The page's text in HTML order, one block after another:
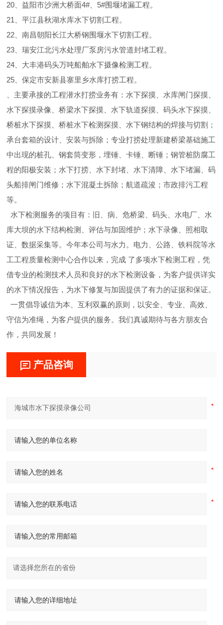
20、益阳市沙洲大桥面4#、5#围堰堵漏工程。
21、平江县秋湖水库水下切割工程。
22、南昌朝阳长江大桥钢围堰水下切割工程。
23、瑞安江北污水处理厂泵房污水管道封堵工程。
24、大丰港码头万吨船舶水下摄像检测工程。
25、保定市安新县寨里乡水库打捞工程。
、主要承接的工程潜水打捞业务有：水下探摸、水库闸门探摸、
水下探摸录像、桥梁水下探摸、水下轨道探摸、码头水下探摸、
桥桩水下探摸、桥桩水下检测探摸、水下钢结构的焊接与切割；
承台套箱的设计、安装与拆除；专业打捞处理新建桥梁基础施工
中出现的桩孔、钢套筒变形，埋锤、卡锤、断锤；钢管桩防腐工
程的阳极安装；水下打捞、水下封堵、水下清障、水下堵漏、码
头船排闸门维修；水下混凝土拆除；航道疏浚；市政排污工程
等。
水下检测服务的项目有：旧、病、危桥梁、码头、水电厂、水
库大坝的水下结构检测、评估与加固维护；水下录像、照相取
证、数据采集等。今年本公司与水力。电力、公路、铁科院等水
工工程质量检测中心合作以来，完成 了多项水下检测工程，凭
借专业的检测技术人员和良好的水下检测设备，为客户提供详实
的水下情况报告，为水下修复与加固提供了有力的证据和保证。
一贯倡导诚信为本、互利双赢的原则，以安全、专业、高效、
守信为准绳，为客户提供的服务。我们真诚期待与各方朋友合
作，共同发展！
产品咨询